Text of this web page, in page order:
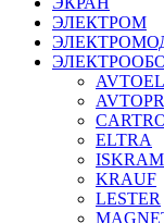
ЭЛЕКТРОМ
ELTRA
KRAUF
LESTER